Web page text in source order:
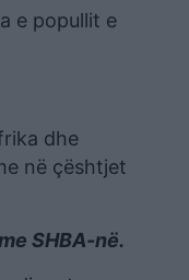
e popullit e
dhe
në çështjet
SHBA-në.